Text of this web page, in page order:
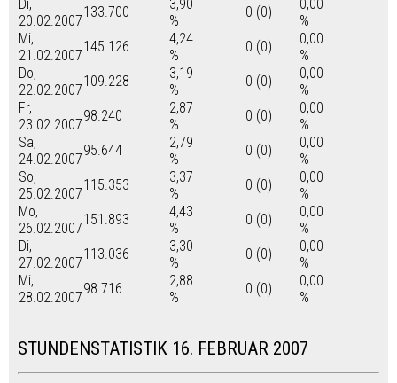
Di,
20.02.2007
133.700
3,90
%
0 (0)
0,00
%
Mi,
21.02.2007
145.126
4,24
%
0 (0)
0,00
%
Do,
22.02.2007
109.228
3,19
%
0 (0)
0,00
%
Fr,
23.02.2007
98.240
2,87
%
0 (0)
0,00
%
Sa,
24.02.2007
95.644
2,79
%
0 (0)
0,00
%
So,
25.02.2007
115.353
3,37
%
0 (0)
0,00
%
Mo,
26.02.2007
151.893
4,43
%
0 (0)
0,00
%
Di,
27.02.2007
113.036
3,30
%
0 (0)
0,00
%
Mi,
28.02.2007
98.716
2,88
%
0 (0)
0,00
%
STUNDENSTATISTIK 16. FEBRUAR 2007